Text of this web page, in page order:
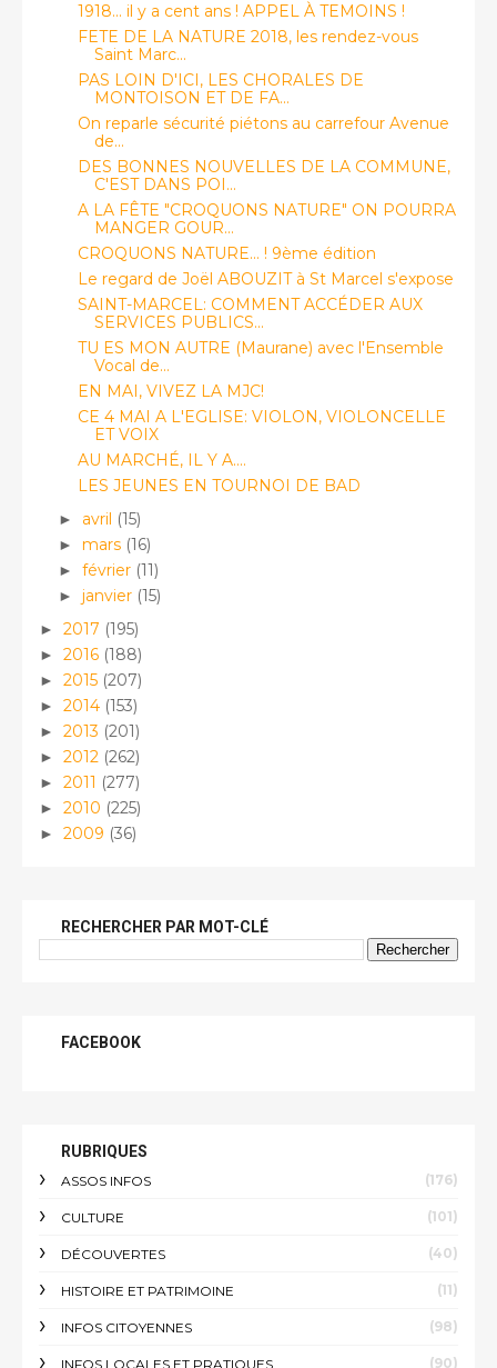
1918... il y a cent ans ! APPEL À TEMOINS !
FETE DE LA NATURE 2018, les rendez-vous
Saint Marc...
PAS LOIN D'ICI, LES CHORALES DE
MONTOISON ET DE FA...
On reparle sécurité piétons au carrefour Avenue
de...
DES BONNES NOUVELLES DE LA COMMUNE,
C'EST DANS POI...
A LA FÊTE "CROQUONS NATURE" ON POURRA
MANGER GOUR...
CROQUONS NATURE... ! 9ème édition
Le regard de Joël ABOUZIT à St Marcel s'expose
SAINT-MARCEL: COMMENT ACCÉDER AUX
SERVICES PUBLICS...
TU ES MON AUTRE (Maurane) avec l'Ensemble
Vocal de...
EN MAI, VIVEZ LA MJC!
CE 4 MAI A L'EGLISE: VIOLON, VIOLONCELLE
ET VOIX
AU MARCHÉ, IL Y A....
LES JEUNES EN TOURNOI DE BAD
► avril (15)
► mars (16)
► février (11)
► janvier (15)
► 2017 (195)
► 2016 (188)
► 2015 (207)
► 2014 (153)
► 2013 (201)
► 2012 (262)
► 2011 (277)
► 2010 (225)
► 2009 (36)
RECHERCHER PAR MOT-CLÉ
FACEBOOK
RUBRIQUES
ASSOS INFOS (176)
CULTURE (101)
DÉCOUVERTES (40)
HISTOIRE ET PATRIMOINE (11)
INFOS CITOYENNES (98)
INFOS LOCALES ET PRATIQUES (90)